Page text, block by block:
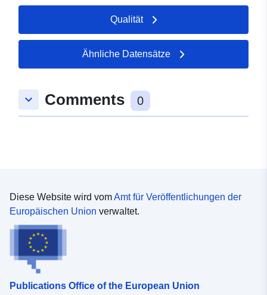
Verzeichnis der
Zu data.europa.eu hinzugefügt:
21 February 2026
Aktualisiert auf data.europa.eu:
25 July 2026
51.6, 48.1 ], [ 51.6, 19 ], [
uriRef:
http://data.europa.eu/88u/dataset/
Qualität
Ähnliche Datensätze
keyboard_arrow_down Comments 0
Diese Website wird vomAmt für Veröffentlichungen der
Europäischen Union verwaltet.
Publications Office of the European Union